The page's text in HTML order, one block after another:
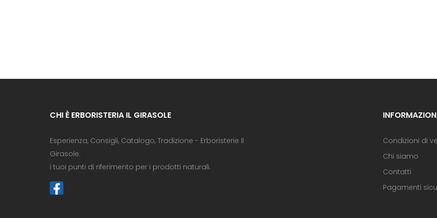
CHI È ERBORISTERIA IL GIRASOLE
Esperienza, Consigli, Catalogo, Tradizione - Erboristerie Il
Girasole:
i tuoi punti di riferimento per i prodotti naturali.
Condizioni di
Chi siamo
Contatti
Pagamenti